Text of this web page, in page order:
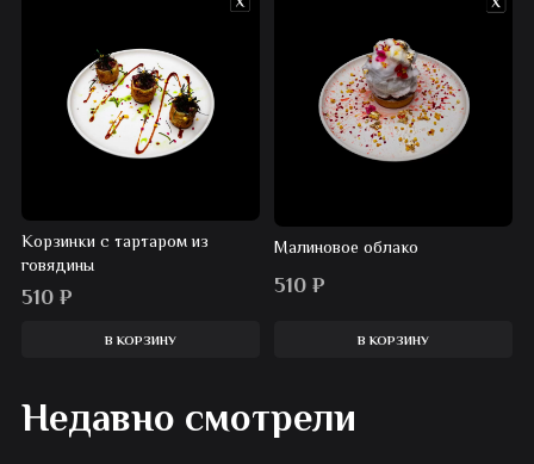
Корзинки с тартаром из
говядины
510 ₽
В КОРЗИНУ
Малиновое облако
510₽
В КОРЗИНУ
Недавно смотрели